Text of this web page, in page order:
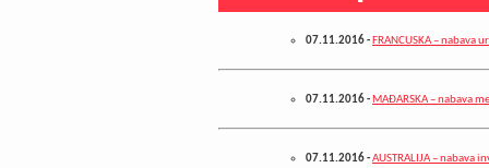
07.11.2016- FRANCUSKA – nabava
07.11.2016- MAĐARSKA – nabava
07.11.2016-AUSTRALIJA – nabava